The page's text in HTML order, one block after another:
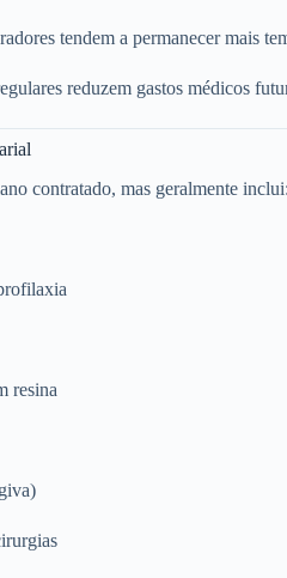
tendem a permanecer mais
reduzem gastos médicos
contratado, mas geralmente inclui:
resina